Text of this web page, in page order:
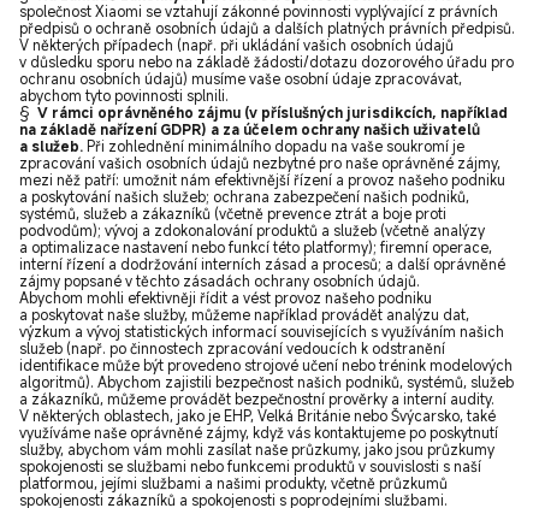
společnost Xiaomi se vztahují zákonné povinnosti vyplývající z právních
předpisů o ochraně osobních údajů a dalších platných právních předpisů.
V některých případech (např. při ukládání vašich osobních údajů
v důsledku sporu nebo na základě žádosti/dotazu dozorového úřadu pro
ochranu osobních údajů) musíme vaše osobní údaje zpracovávat,
abychom tyto povinnosti splnili.
§ V rámci oprávněného zájmu (v příslušných jurisdikcích, například
na základě nařízení GDPR) a za účelem ochrany našich uživatelů
a služeb. Při zohlednění minimálního dopadu na vaše soukromí je
zpracování vašich osobních údajů nezbytné pro naše oprávněné zájmy,
mezi něž patří: umožnit nám efektivnější řízení a provoz našeho podniku
a poskytování našich služeb; ochrana zabezpečení našich podniků,
systémů, služeb a zákazníků (včetně prevence ztrát a boje proti
podvodům); vývoj a zdokonalování produktů a služeb (včetně analýzy
a optimalizace nastavení nebo funkcí této platformy); firemní operace,
interní řízení a dodržování interních zásad a procesů; a další oprávněné
zájmy popsané v těchto zásadách ochrany osobních údajů.
Abychom mohli efektivněji řídit a vést provoz našeho podniku
a poskytovat naše služby, můžeme například provádět analýzu dat,
výzkum a vývoj statistických informací souvisejících s využíváním našich
služeb (např. po činnostech zpracování vedoucích k odstranění
identifikace může být provedeno strojové učení nebo trénink modelových
algoritmů). Abychom zajistili bezpečnost našich podniků, systémů, služeb
a zákazníků, můžeme provádět bezpečnostní prověrky a interní audity.
V některých oblastech, jako je EHP, Velká Británie nebo Švýcarsko, také
využíváme naše oprávněné zájmy, když vás kontaktujeme po poskytnutí
služby, abychom vám mohli zasílat naše průzkumy, jako jsou průzkumy
spokojenosti se službami nebo funkcemi produktů v souvislosti s naší
platformou, jejími službami a našimi produkty, včetně průzkumů
spokojenosti zákazníků a spokojenosti s poprodejními službami.